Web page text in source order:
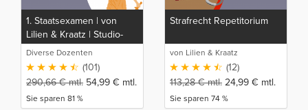
1. Staatsexamen | von
Lilien & Kraatz | Studio-
Rep
Diverse Dozenten
(101)
290,66€mtl. 54,99 € mtl.
Sie sparen 81 %
Strafrecht Repetitorium
von Lilien & Kraatz
(12)
113,28€mtl. 24,99 € mtl.
Sie sparen 74 %